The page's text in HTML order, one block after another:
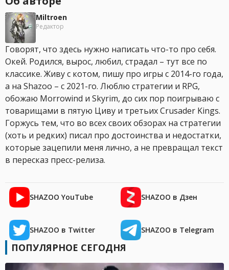
Miltroen
Редактор
Говорят, что здесь нужно написать что-то про себя.
Окей. Родился, вырос, любил, страдал – тут все по
классике. Живу с котом, пишу про игры с 2014-го года,
а на Shazoo – с 2021-го. Люблю стратегии и RPG,
обожаю Morrowind и Skyrim, до сих пор поигрываю с
товарищами в пятую Циву и третьих Crusader Kings.
Горжусь тем, что во всех своих обзорах на стратегии
(хоть и редких) писал про достоинства и недостатки,
которые зацепили меня лично, а не превращал текст
в пересказ пресс-релиза.
SHAZOO YouTube SHAZOO в Дзен
SHAZOO в Twitter SHAZOO в Telegram
ПОПУЛЯРНОЕ СЕГОДНЯ